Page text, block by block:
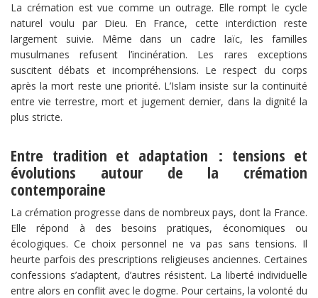
La crémation est vue comme un outrage. Elle rompt le cycle
naturel voulu par Dieu. En France, cette interdiction reste
largement suivie. Même dans un cadre laïc, les familles
musulmanes refusent l’incinération. Les rares exceptions
suscitent débats et incompréhensions. Le respect du corps
après la mort reste une priorité. L’Islam insiste sur la continuité
entre vie terrestre, mort et jugement dernier, dans la dignité la
plus stricte.
Entre tradition et adaptation : tensions et
évolutions autour de la crémation
contemporaine
La crémation progresse dans de nombreux pays, dont la France.
Elle répond à des besoins pratiques, économiques ou
écologiques. Ce choix personnel ne va pas sans tensions. Il
heurte parfois des prescriptions religieuses anciennes. Certaines
confessions s’adaptent, d’autres résistent. La liberté individuelle
entre alors en conflit avec le dogme. Pour certains, la volonté du